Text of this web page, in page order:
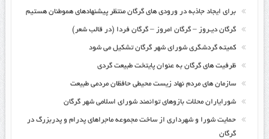
برای ایجاد جاذبه در ورودی های گرگان منتظر پیشنهادهای هموطنان هستیم
گرگان دیـروز – گرگان امروز – گرگان فردا (در قالب شعر)
کمیته گردشگری شورای شهر گرگان تشکیل می شود
ظرفیت های گرگان به عنوان پایتخت طبیعت گردی
سازمان های مردم نهاد زیست محیطی حافظان مردمی طبیعت
شورایاران محلات بازوهای توانمند شورای اسلامی شهر گرگان
حمایت شورا و شهرداری از ساخت مجموعه ماجراهای پدرام و پدربزرگ در
گرگان